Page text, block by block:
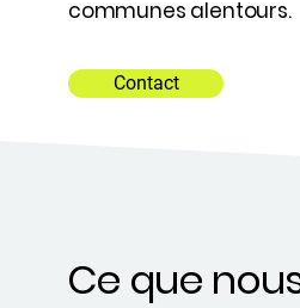
communes alentours.
Contact
Ce que